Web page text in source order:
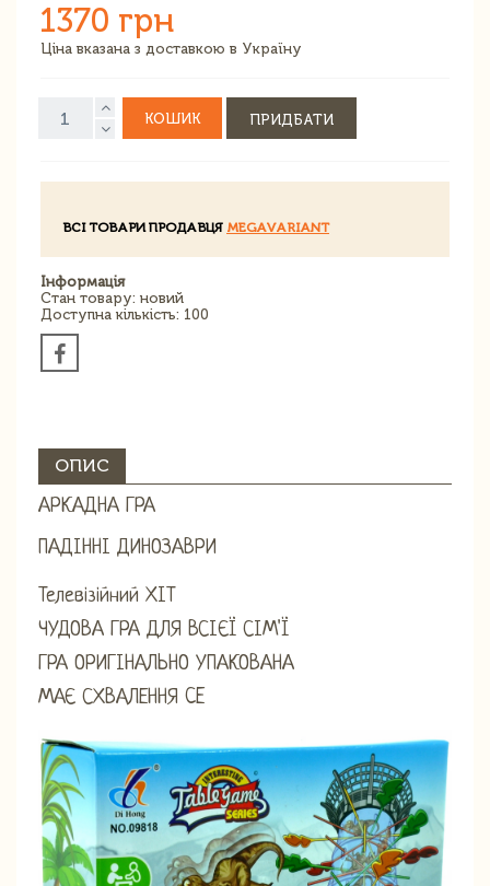
1370 грн
Ціна вказана з доставкою в Україну
КОШИК ПРИДБАТИ
ВСІ ТОВАРИ ПРОДАВЦЯ MEGAVARIANT
Інформація
Стан товару: новий
Доступна кількість: 100
ОПИС
АРКАДНА ГРА
ПАДІННІ ДИНОЗАВРИ
Телевізійний ХІТ
ЧУДОВА ГРА ДЛЯ ВСІЄЇ СІМ'Ї
ГРА ОРИГІНАЛЬНО УПАКОВАНА
МАЄ СХВАЛЕННЯ CE